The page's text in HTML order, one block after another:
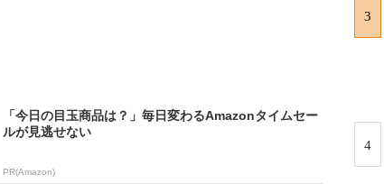
「今日の目玉商品は？」毎日変わるAmazonタイムセー
ルが見逃せない
PR(Amazon)
3
4